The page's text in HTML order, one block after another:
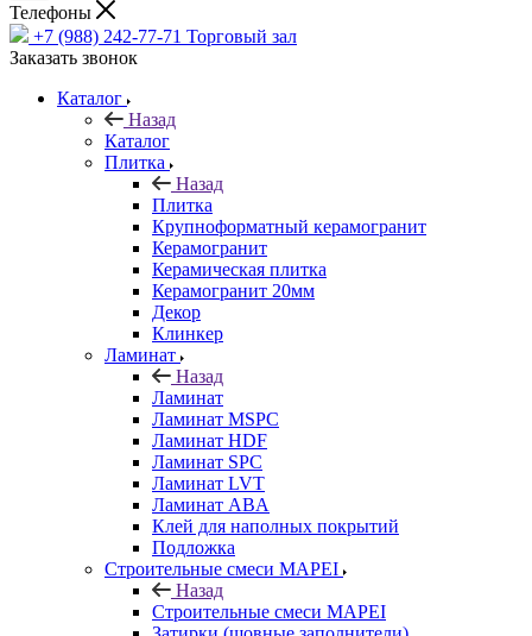
Телефоны
+7 (988) 242-77-71 Торговый зал
Заказать звонок
Каталог
Назад
Каталог
Плитка
Назад
Плитка
Крупноформатный керамогранит
Керамогранит
Керамическая плитка
Керамогранит 20мм
Декор
Клинкер
Ламинат
Назад
Ламинат
Ламинат MSPC
Ламинат HDF
Ламинат SPC
Ламинат LVT
Ламинат ABA
Клей для наполных покрытий
Подложка
Строительные смеси MAPEI
Назад
Строительные смеси MAPEI